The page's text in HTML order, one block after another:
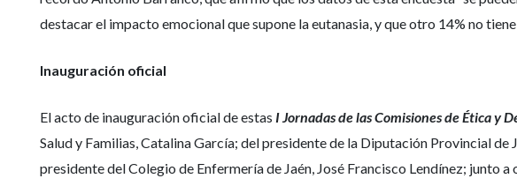
destacar el impacto emocional que supone la eutanasia, y que otro 14% no
Inauguración oficial
El acto de inauguración oficial de estas I Jornadas de las Comisiones de Ética y
Salud y Familias, Catalina García; del presidente de la Diputación Provincial
presidente del Colegio de Enfermería de Jaén, José Francisco Lendínez; junto